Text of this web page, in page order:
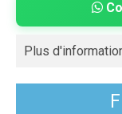
Plus